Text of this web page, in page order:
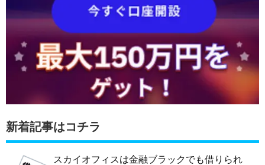
新着記事はコチラ
スカイオフィスは金融ブラックでも借りられ